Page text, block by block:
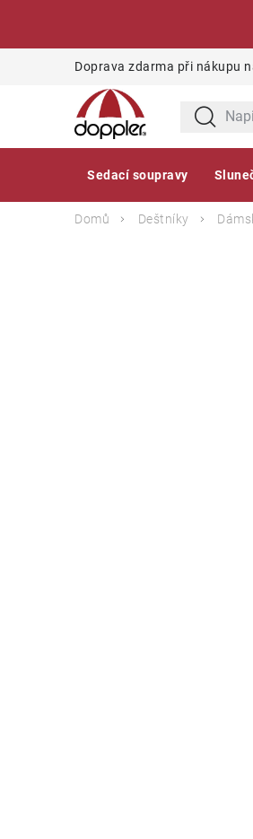
Doprava zdarma při nákupu
Sedací soupravy
Domů Deštníky